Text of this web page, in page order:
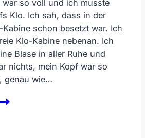
war so voll und ich musste
Klo. Ich sah, dass in der
schon besetzt war. Ich
Klo-Kabine nebenan. Ich
Blase in aller Ruhe und
nichts, mein Kopf war so
genau wie…